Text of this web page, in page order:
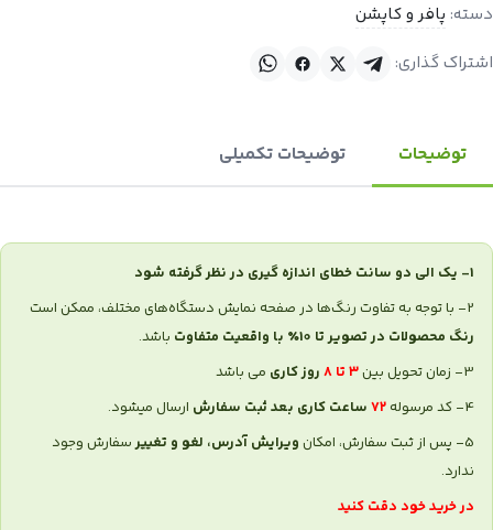
دسته: پافر و کاپشن
اشتراک گذاری:
توضیحات توضیحات تکمیلی
1- یک الی دو سانت خطای اندازه گیری در نظر گرفته شود
2- با توجه به تفاوت رنگ‌ها در صفحه نمایش دستگاه‌های مختلف، ممکن است
رنگ محصولات در تصویر تا 10٪ با واقعیت
متفاوت باشد.
3- زمان تحویل بین
۳ تا ۸ روز کاری می باشد
4- کد مرسوله
۷۲ ساعت کاری بعد ثبت سفارش ارسال میشود.
5- پس از ثبت سفارش، امکان
ویرایش آدرس، لغو و تغییرسفارش وجود
ندارد.
در خرید خود دقت کنید